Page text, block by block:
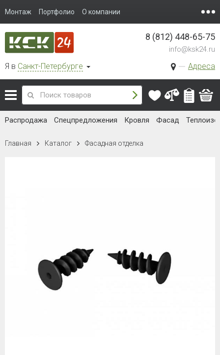
Монтаж Портфолио О компании
Я в Санкт-Петербурге Адреса
8 (812) 448-65-75
info@ksk24.ru
Распродажа Спецпредложения Кровля Фасад
Главная Каталог Фасадная отделка